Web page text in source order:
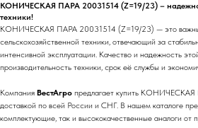
КОНИЧЕСКАЯ ПАРА 20031514 (Z=19/23) –
техники!
КОНИЧЕСКАЯ ПАРА 20031514 (Z=19/23) — это
сельскохозяйственной техники, отвечающий за
интенсивной эксплуатации. Качество и надежность
производительность техники, срок её службы и
Компания ВестАгро предлагает купить
доставкой по всей России и СНГ. В нашем каталоге
комплектующие, так и высококачественные аналоги от